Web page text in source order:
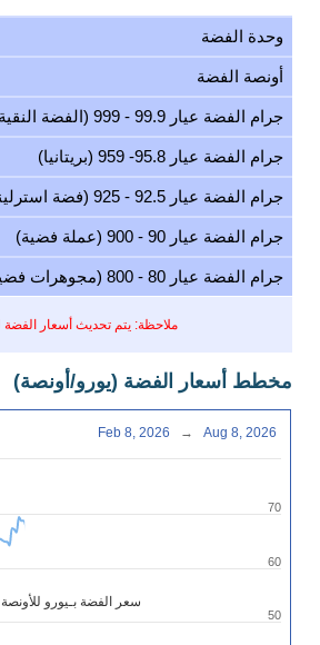
وحدة الفضة
ملاحظة: يتم تحديث أسعار الفضة
أونصة الفضة
جرام الفضة عيار 99.9 - 999 (الفضة النقية)
جرام الفضة عيار 95.8- 959 (بريتانيا)
جرام الفضة عيار 92.5 - 925 (فضة استرليني)
جرام الفضة عيار 90 - 900 (عملة فضية)
جرام الفضة عيار 80 - 800 (مجوهرات فضية)
مخطط أسعار الفضة (يورو/أونصة)
سعر الفضة بـيورو للأونصة
50
60
70
Feb 8, 2026 → Aug 8, 2026